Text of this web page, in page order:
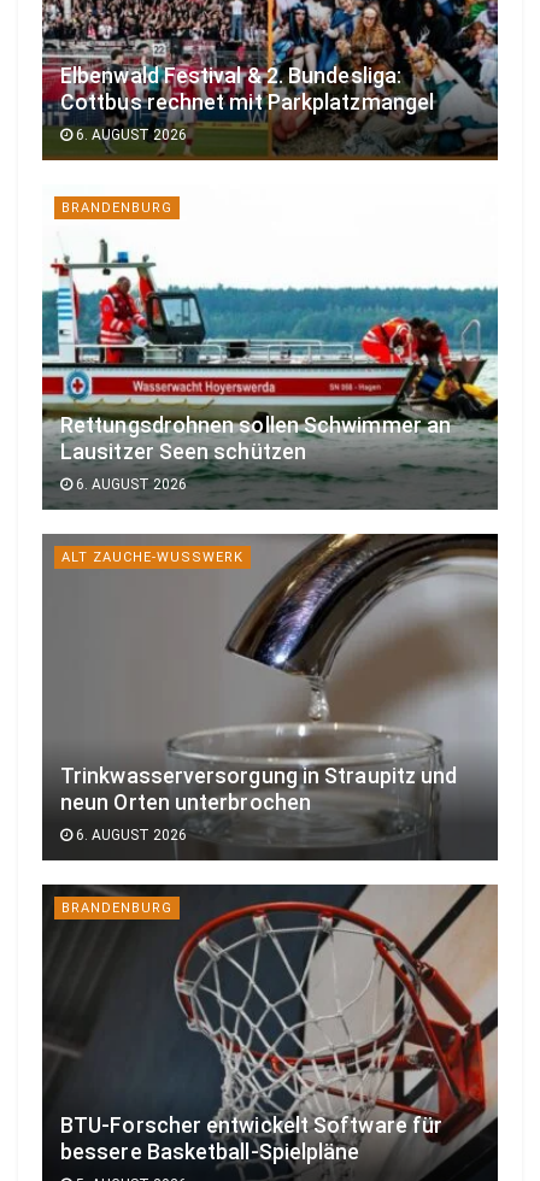
Elbenwald Festival & 2. Bundesliga:
Cottbus rechnet mit Parkplatzmangel
6. AUGUST 2026
BRANDENBURG
Rettungsdrohnen sollen Schwimmer an
Lausitzer Seen schützen
6. AUGUST 2026
ALT ZAUCHE-WUSSWERK
Trinkwasserversorgung in Straupitz und
neun Orten unterbrochen
6. AUGUST 2026
BRANDENBURG
BTU-Forscher entwickelt Software für
bessere Basketball-Spielpläne